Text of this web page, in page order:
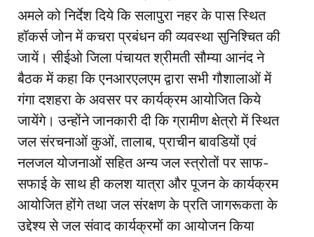
अमले को निर्देश दिये कि सलापुरा नहर के पास स्थित
हॉकर्स जोन में कचरा प्रबंधन की व्यवस्था सुनिश्चित की
जायें। सीईओ जिला पंचायत श्रीमती सौम्या आनंद ने
बैठक में कहा कि एनआरएलएम द्वारा सभी गौशालाओं में
गंगा दशहरा के अवसर पर कार्यक्रम आयोजित किये
जायेंगे। उन्होंने जानकारी दी कि ग्रामीण क्षेत्रो में स्थित
जल संरचनाओं कुओं, तालाब, प्राचीन बावडियों एवं
नलजल योजनाओं सहित अन्य जल स्त्रोतों पर साफ-
सफाई के साथ ही कलश यात्रा और पूजन के कार्यक्रम
आयोजित होंगे तथा जल संरक्षण के प्रति जागरूकता के
उद्देश्य से जल संवाद कार्यक्रमों का आयोजन किया